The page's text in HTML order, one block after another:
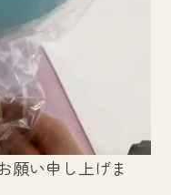
願い申し上げま